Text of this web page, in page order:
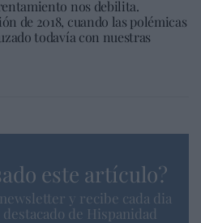
nos debilita.
de 2018, cuando las polémicas
todavía con nuestras
este artículo?
y recibe cada dia
de Hispanidad